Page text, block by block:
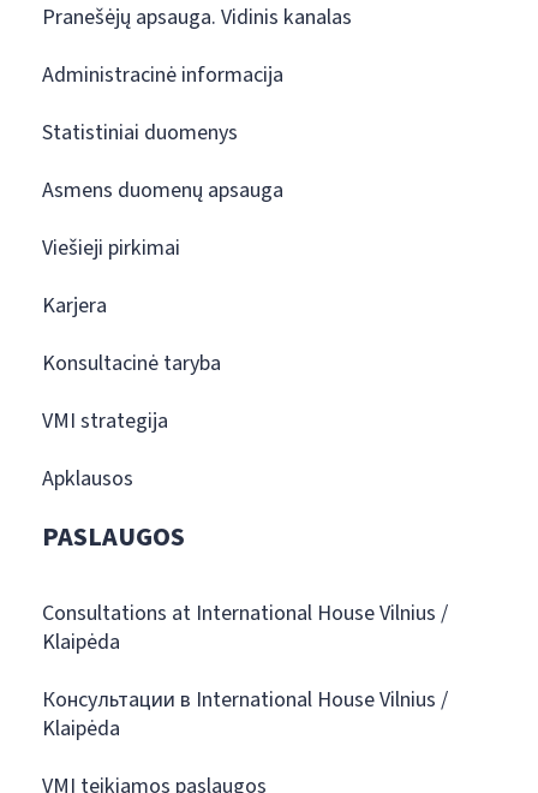
Pranešėjų apsauga. Vidinis kanalas
Administracinė informacija
Statistiniai duomenys
Asmens duomenų apsauga
Viešieji pirkimai
Karjera
Konsultacinė taryba
VMI strategija
Apklausos
PASLAUGOS
Consultations at International House Vilnius /
Klaipėda
Консультации в International House Vilnius /
Klaipėda
VMI teikiamos paslaugos